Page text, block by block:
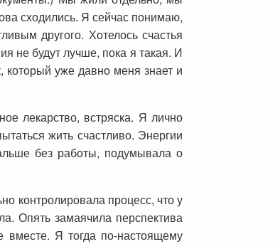
сходились. Я сейчас понимаю,
другого. Хотелось счастья
не будут лучше, пока я такая. И
который уже давно меня знает и
лекарство, встряска. Я лично
жить счастливо. Энергии
без работы, подумывала о
контролировала процесс, что у
Опять замаячила перспектива
вместе. Я тогда по-настоящему